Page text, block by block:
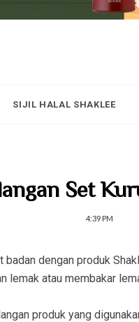
SIJIL HALAL SHAKLEE
Set
4:39 PM
badan dengan produk
lemak atau membakar
produk yang